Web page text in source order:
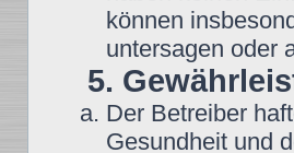
können
untersagen oder
5.
Der Betreiber
Gesundheit und